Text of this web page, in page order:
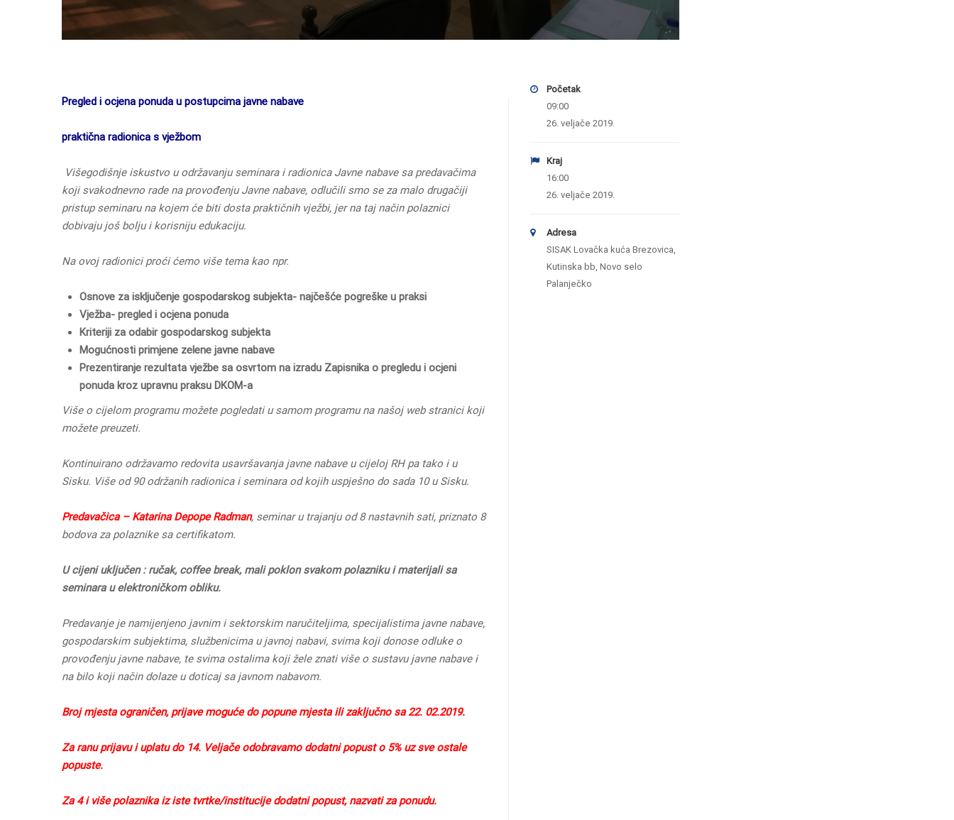
Pregled i ocjena ponuda u postupcima javne nabave
praktična radionica s vježbom
Višegodišnje iskustvo u održavanju seminara i radionica Javne nabave sa predavačima
koji svakodnevno rade na provođenju Javne nabave, odlučili smo se za malo drugačiji
pristup seminaru na kojem će biti dosta praktičnih vježbi, jer na taj način polaznici
dobivaju još bolju i korisniju edukaciju.
Na ovoj radionici proći ćemo više tema kao npr.
Osnove za isključenje gospodarskog subjekta- najčešće pogreške u praksi
Vježba- pregled i ocjena ponuda
Kriteriji za odabir gospodarskog subjekta
Mogućnosti primjene zelene javne nabave
Prezentiranje rezultata vježbe sa osvrtom na izradu Zapisnika o pregledu i ocjeni
ponuda kroz upravnu praksu DKOM-a
Više o cijelom programu možete pogledati u samom programu na našoj web stranici koji
možete preuzeti.
Kontinuirano održavamo redovita usavršavanja javne nabave u cijeloj RH pa tako i u
Sisku. Više od 90 održanih radionica i seminara od kojih uspješno do sada 10 u Sisku.
Predavačica – Katarina Depope Radman, seminar u trajanju od 8 nastavnih sati, priznato 8
bodova za polaznike sa certifikatom.
U cijeni uključen : ručak, coffee break, mali poklon svakom polazniku i materijali sa
seminara u elektroničkom obliku.
Predavanje je namijenjeno javnim i sektorskim naručiteljima, specijalistima javne nabave,
gospodarskim subjektima, službenicima u javnoj nabavi, svima koji donose odluke o
provođenju javne nabave, te svima ostalima koji žele znati više o sustavu javne nabave i
na bilo koji način dolaze u doticaj sa javnom nabavom.
Broj mjesta ograničen, prijave moguće do popune mjesta ili zaključno sa 22. 02.2019.
Za ranu prijavu i uplatu do 14. Veljače odobravamo dodatni popust o 5% uz sve ostale
popuste.
Za 4 i više polaznika iz iste tvrtke/institucije dodatni popust, nazvati za ponudu.
Početak
09:00
26. veljače 2019.
Kraj
16:00
26. veljače 2019.
Adresa
SISAK Lovačka kuća Brezovica,
Kutinska bb, Novo selo
Palanječko